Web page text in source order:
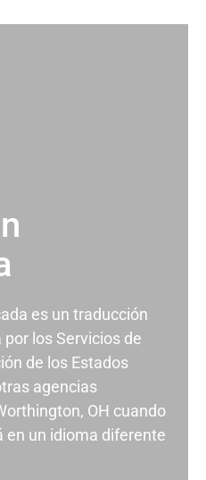
es un traducción
los Servicios de
de los Estados
agencias
OH cuando
en un idioma diferente